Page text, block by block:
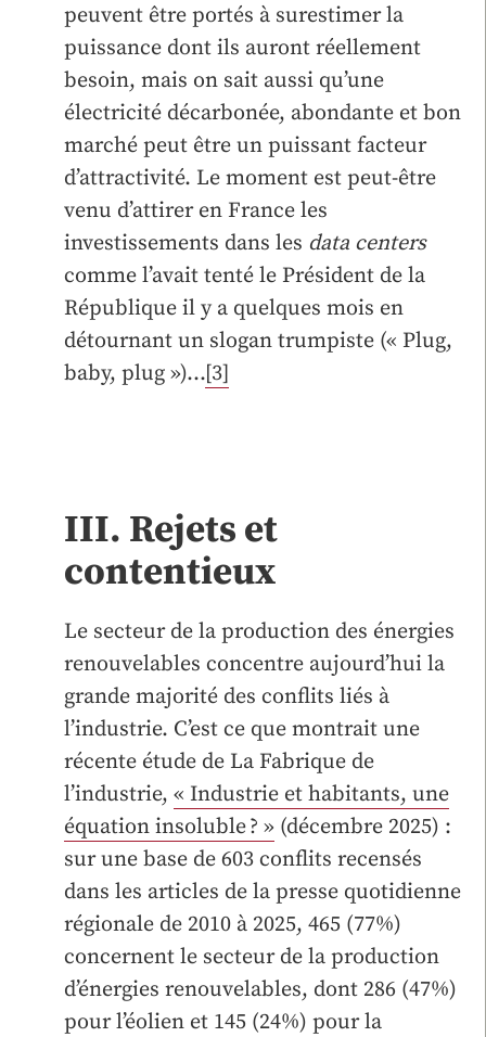
peuvent être portés à surestimer la
puissance dont ils auront réellement
besoin, mais on sait aussi qu’une
électricité décarbonée, abondante et bon
marché peut être un puissant facteur
d’attractivité. Le moment est peut-être
venu d’attirer en France les
investissements dans les data centers
comme l’avait tenté le Président de la
République il y a quelques mois en
détournant un slogan trumpiste (« Plug,
baby, plug »)…[3]
III. Rejets et
contentieux
Le secteur de la production des énergies
renouvelables concentre aujourd’hui la
grande majorité des conflits liés à
l’industrie. C’est ce que montrait une
récente étude de La Fabrique de
l’industrie, « Industrie et habitants, une
équation insoluble ? » (décembre 2025) :
sur une base de 603 conflits recensés
dans les articles de la presse quotidienne
régionale de 2010 à 2025, 465 (77%)
concernent le secteur de la production
d’énergies renouvelables, dont 286 (47%)
pour l’éolien et 145 (24%) pour la